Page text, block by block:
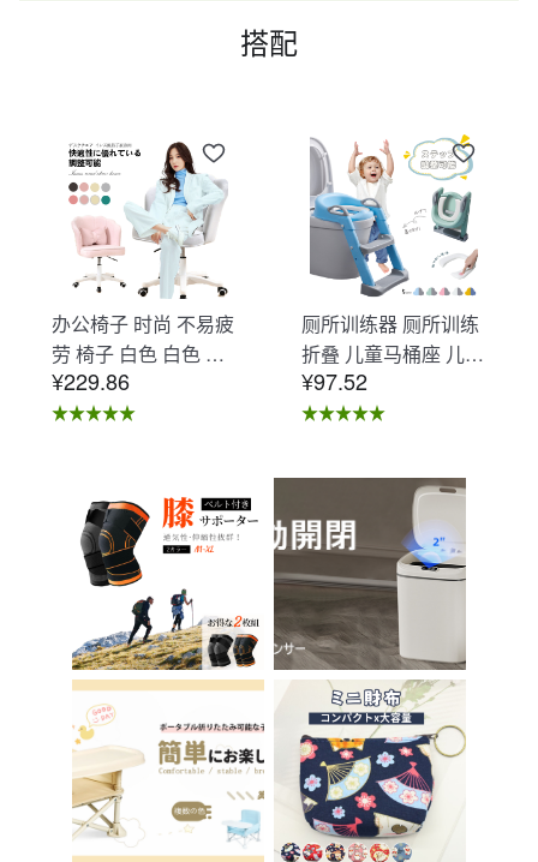
搭配
办公椅子 时尚 不易疲
劳 椅子 白色 白色 办
公椅子 不易疲劳 学习
椅 北欧 儿童 椅子 学
椅子 在家办公 Asher
Brilliant C-56
¥229.86
厕所训练器 厕所训练
折叠 儿童马桶座 儿童
马桶辅助 收纳式马桶
座 小孩马桶座 儿童厕
女孩 儿童 孩子 儿童
马桶训练 免邮 踏步器
厕所
¥97.52